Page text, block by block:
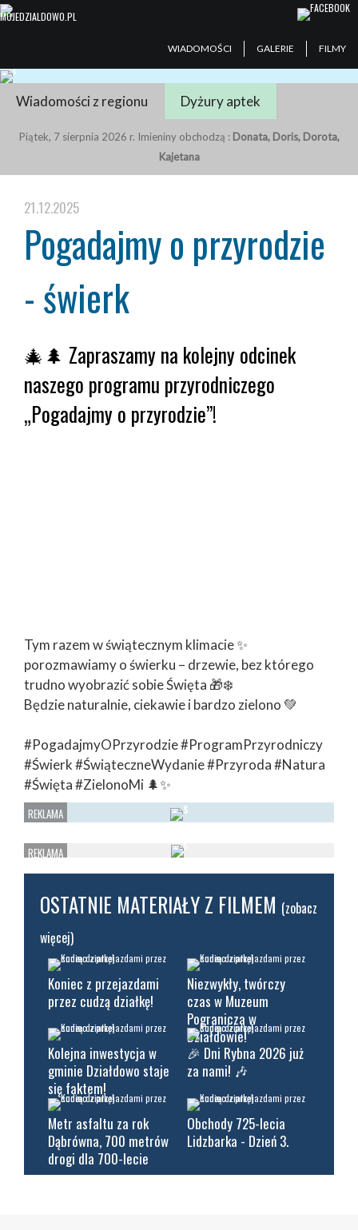
WIADOMOŚCI GALERIE FILMY
Wiadomości z regionu Dyżury aptek
Piątek, 7 sierpnia 2026 r. Imieniny obchodzą : Donata, Doris, Dorota,
Kajetana
21.12.2025
Pogadajmy o przyrodzie
- świerk
🎄🌲 Zapraszamy na kolejny odcinek
naszego programu przyrodniczego
„Pogadajmy o przyrodzie”!
Tym razem w świątecznym klimacie ✨
porozmawiamy o świerku – drzewie, bez którego
trudno wyobrazić sobie Święta 🎁❄️
Będzie naturalnie, ciekawie i bardzo zielono 💚
#PogadajmyOPrzyrodzie #ProgramPrzyrodniczy
#Świerk #ŚwiąteczneWydanie #Przyroda #Natura
#Święta #ZielonoMi 🌲✨
OSTATNIE MATERIAŁY Z FILMEM (zobacz
więcej)
Koniec z przejazdami
przez cudzą działkę!
Niezwykły, twórczy
czas w Muzeum
Pogranicza w
Działdowie!
Kolejna inwestycja w
gminie Działdowo staje
się faktem!
🎉 Dni Rybna 2026 już
za nami! 🎶
Metr asfaltu za rok
Dąbrówna, 700 metrów
drogi dla 700-lecie
Obchody 725-lecia
Lidzbarka - Dzień 3.